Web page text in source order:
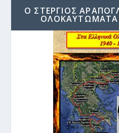
Ο ΣΤΈΡΓΙΟΣ
ΟΛΟΚΑΥΤΏΜΑΤΑ΄